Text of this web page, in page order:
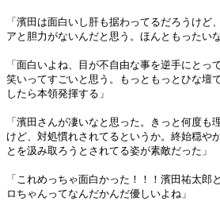
「濱田は面白いし肝も据わってるだろうけど
アと胆力がないんだと思う。ほんともったいな
「面白いよね、目が不自由な事を逆手にとっ
笑いってすごいと思う。もっともっとひな壇
したら本領発揮する」
「濱田さんが凄いなと思った。きっと何度も
けど、対処慣れされてるというか。終始穏や
とを汲み取ろうとされてる姿が素敵だった」
「これめっちゃ面白かった！！！濱田祐太郎
ロちゃんってなんだかんだ優しいよね」